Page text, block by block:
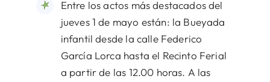
Entre los actos más destacados del
jueves 1 de mayo están: la Bueyada
infantil desde la calle Federico
García Lorca hasta el Recinto Ferial
a partir de las 12.00 horas. A las